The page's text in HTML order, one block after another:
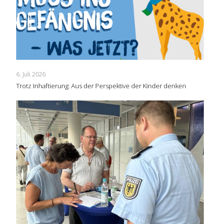
6. Juli 2026
Trotz Inhaftierung: Aus der Perspektive der Kinder denken